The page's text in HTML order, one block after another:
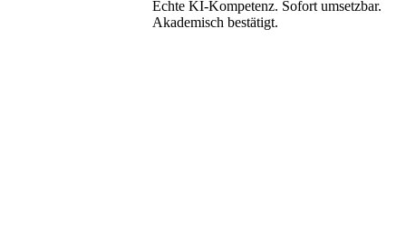
Echte KI-Kompetenz. Sofort umsetzbar.
Akademisch bestätigt.